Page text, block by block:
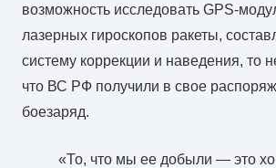
возможность исследовать GPS-
лазерных гироскопов ракеты,
систему коррекции и наведения, то
что ВС РФ получили в свое
боезаряд.
«То, что мы ее добыли — это